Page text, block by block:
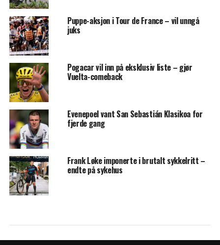
Puppe-aksjon i Tour de France – vil unngå
juks
Pogacar vil inn på eksklusiv liste – gjør
Vuelta-comeback
Evenepoel vant San Sebastián Klasikoa for
fjerde gang
Frank Løke imponerte i brutalt sykkelritt –
endte på sykehus